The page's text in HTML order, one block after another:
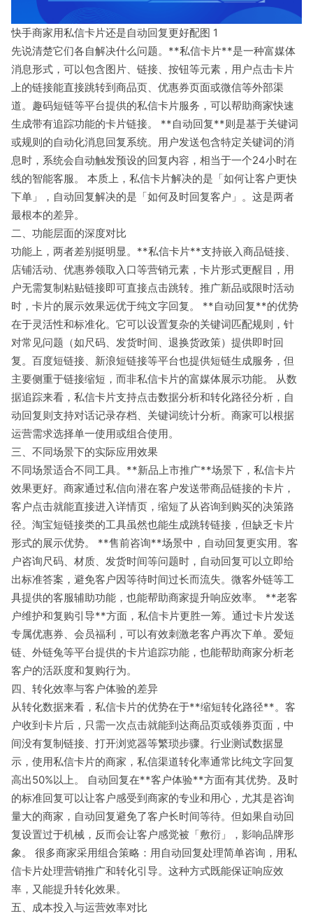
快手商家用私信卡片还是自动回复更好配图 1
先说清楚它们各自解决什么问题。**私信卡片**是一种富媒体
消息形式，可以包含图片、链接、按钮等元素，用户点击卡片
上的链接能直接跳转到商品页、优惠券页面或微信等外部渠
道。趣码短链等平台提供的私信卡片服务，可以帮助商家快速
生成带有追踪功能的卡片链接。 **自动回复**则是基于关键词
或规则的自动化消息回复系统。用户发送包含特定关键词的消
息时，系统会自动触发预设的回复内容，相当于一个24小时在
线的智能客服。 本质上，私信卡片解决的是「如何让客户更快
下单」，自动回复解决的是「如何及时回复客户」。这是两者
最根本的差异。
二、功能层面的深度对比
功能上，两者差别挺明显。**私信卡片**支持嵌入商品链接、
店铺活动、优惠券领取入口等营销元素，卡片形式更醒目，用
户无需复制粘贴链接即可直接点击跳转。推广新品或限时活动
时，卡片的展示效果远优于纯文字回复。 **自动回复**的优势
在于灵活性和标准化。它可以设置复杂的关键词匹配规则，针
对常见问题（如尺码、发货时间、退换货政策）提供即时回
复。百度短链接、新浪短链接等平台也提供短链生成服务，但
主要侧重于链接缩短，而非私信卡片的富媒体展示功能。 从数
据追踪来看，私信卡片支持点击数据分析和转化路径分析，自
动回复则支持对话记录存档、关键词统计分析。商家可以根据
运营需求选择单一使用或组合使用。
三、不同场景下的实际应用效果
不同场景适合不同工具。**新品上市推广**场景下，私信卡片
效果更好。商家通过私信向潜在客户发送带商品链接的卡片，
客户点击就能直接进入详情页，缩短了从咨询到购买的决策路
径。淘宝短链接类的工具虽然也能生成跳转链接，但缺乏卡片
形式的展示优势。 **售前咨询**场景中，自动回复更实用。客
户咨询尺码、材质、发货时间等问题时，自动回复可以立即给
出标准答案，避免客户因等待时间过长而流失。微客外链等工
具提供的客服辅助功能，也能帮助商家提升响应效率。 **老客
户维护和复购引导**方面，私信卡片更胜一筹。通过卡片发送
专属优惠券、会员福利，可以有效刺激老客户再次下单。爱短
链、外链兔等平台提供的卡片追踪功能，也能帮助商家分析老
客户的活跃度和复购行为。
四、转化效率与客户体验的差异
从转化数据来看，私信卡片的优势在于**缩短转化路径**。客
户收到卡片后，只需一次点击就能到达商品页或领券页面，中
间没有复制链接、打开浏览器等繁琐步骤。行业测试数据显
示，使用私信卡片的商家，私信渠道转化率通常比纯文字回复
高出50%以上。 自动回复在**客户体验**方面有其优势。及时
的标准回复可以让客户感受到商家的专业和用心，尤其是咨询
量大的商家，自动回复避免了客户长时间等待。但如果自动回
复设置过于机械，反而会让客户感觉被「敷衍」，影响品牌形
象。 很多商家采用组合策略：用自动回复处理简单咨询，用私
信卡片处理营销推广和转化引导。这种方式既能保证响应效
率，又能提升转化效果。
五、成本投入与运营效率对比